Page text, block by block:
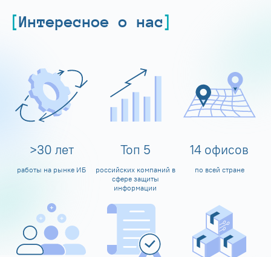
Интересное о нас
>30 лет
работы на рынке ИБ
Топ 5
российских компаний в
сфере защиты
информации
14 офисов
по всей стране